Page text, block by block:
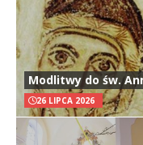
Modlitwy do św.
26 LIPCA 2026